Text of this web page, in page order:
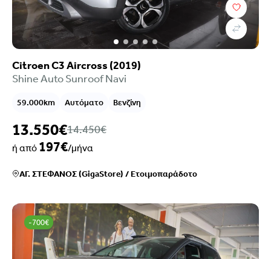
Citroen C3 Aircross (2019)
Shine Auto Sunroof Navi
59.000km Αυτόματο Βενζίνη
13.550€14.450€
ή από 197€/μήνα
ΑΓ. ΣΤΕΦΑΝΟΣ (GigaStore) /Ετοιμοπαράδοτο
-700€